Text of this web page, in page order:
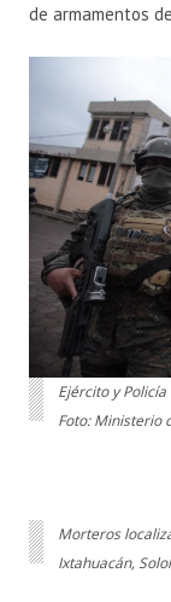
de armamentos
Ejército y
Foto: Ministerio
Morteros
Ixtahuacán,